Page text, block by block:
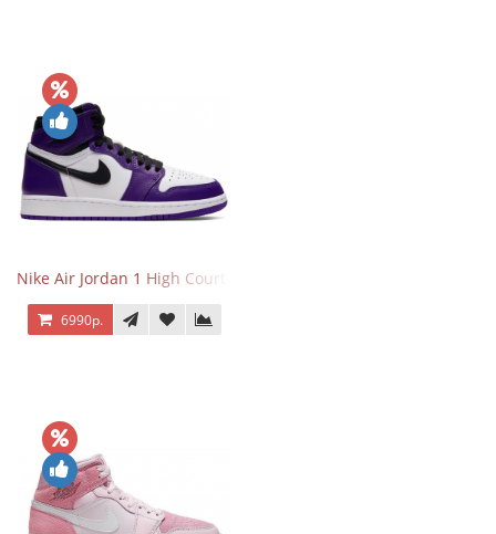
Nike Air Jordan 1 High Court Purple 2.0
6990р.